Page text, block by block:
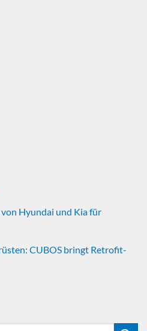
Hyundai und Kia für
CUBOS bringt Retrofit-